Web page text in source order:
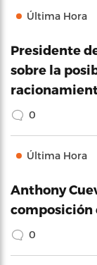
Última Hora
Presidente
sobre la
0
Última Hora
Anthony
composición
0